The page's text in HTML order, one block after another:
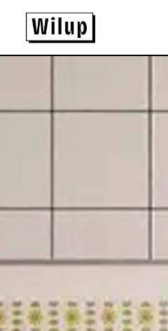
Revenir sur la page d'accueil